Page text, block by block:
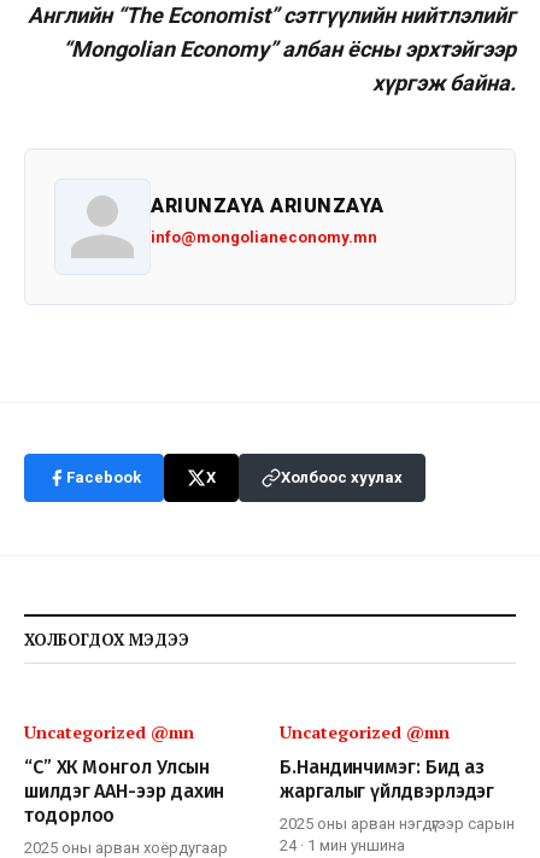
Английн “The Economist” сэтгүүлийн нийтлэлийг
“Mongolian Economy” албан ёсны эрхтэйгээр
хүргэж байна.
ARIUNZAYA ARIUNZAYA
info@mongolianeconomy.mn
Facebook X Холбоос хуулах
ХОЛБОГДОХ МЭДЭЭ
Uncategorized @mn
“СҮҮ” ХК Монгол Улсын
шилдэг ААН-ээр дахин
тодорлоо
2025 оны арван хоёрдугаар
Uncategorized @mn
Б.Нандинчимэг: Бид аз
жаргалыг үйлдвэрлэдэг
2025 оны арван нэгдүгээр сарын
24· 1 мин уншина